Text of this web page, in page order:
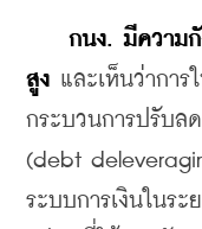
กนง. มีความ
สูง และเห็นว่ากา
กระบวนการปรับล
(debt
ระบบการเงินในร